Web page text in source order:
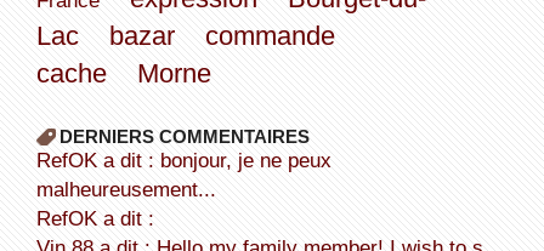
Lac
bazar
commande
cache
Morne
DERNIERS COMMENTAIRES
refOK a dit : bonjour, je ne peux
malheureusement...
refOK a dit :